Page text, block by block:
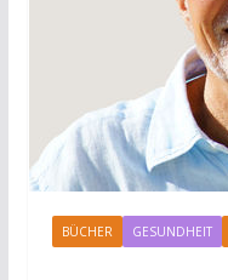
BÜCHER GESUNDHEIT